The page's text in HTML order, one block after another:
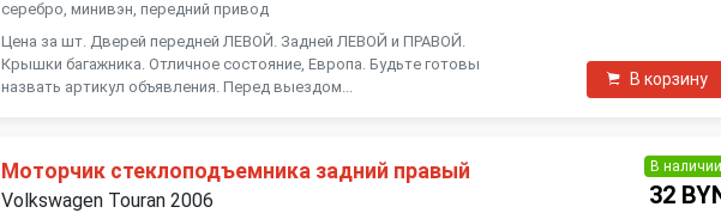
серебро, минивэн, передний привод
Цена за шт. Дверей передней ЛЕВОЙ. Задней ЛЕВОЙ и ПРАВОЙ.
Крышки багажника. Отличное состояние, Европа. Будьте готовы
назвать артикул объявления. Перед выездом...
В корзину
Моторчик стеклоподъемника задний правый
Volkswagen Touran 2006
В наличии
32